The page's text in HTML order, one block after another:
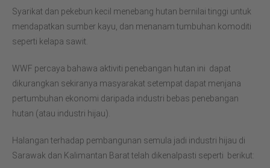
Syarikat dan pekebun kecil menebang hutan bernilai tinggi untuk
mendapatkan sumber kayu, dan menanam tumbuhan komoditi
seperti kelapa sawit.
WWF percaya bahawa aktiviti penebangan hutan ini dapat
dikurangkan sekiranya masyarakat setempat dapat menjana
pertumbuhan ekonomi daripada industri bebas penebangan
hutan (atau industri hijau).
Halangan terhadap pembangunan semula jadi industri hijau di
Sarawak dan Kalimantan Barat telah dikenalpasti seperti berikut: